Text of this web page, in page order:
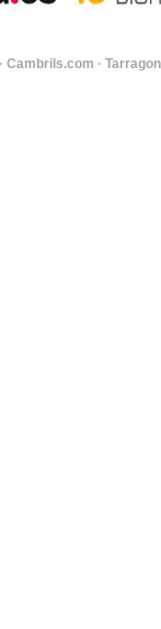
· Cambrils.com ·